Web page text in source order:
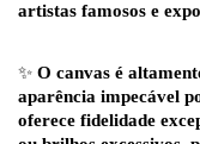
artistas famosos e
✨ O canvas é
aparência impecável
oferece fidelidade